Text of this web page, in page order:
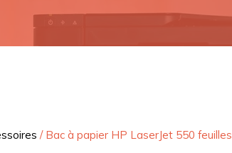
/ Bac à papier HP LaserJet 550 feuilles